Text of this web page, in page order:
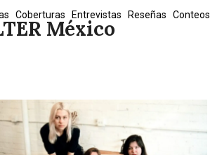
México
Coberturas Entrevistas Reseñas Conteos